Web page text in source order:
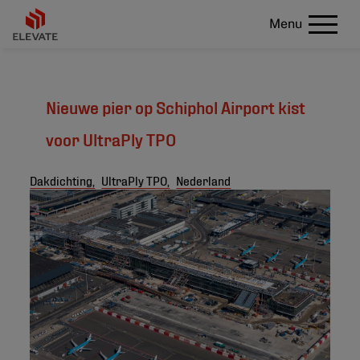
Menu
Nieuwe pier op Schiphol Airport kist
voor UltraPly TPO
Dakdichting, UltraPly TPO, Nederland